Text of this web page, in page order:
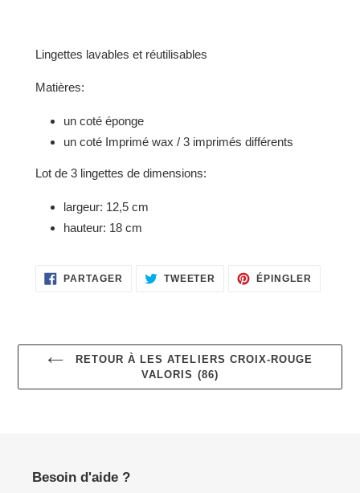
produit
Lingettes lavables et réutilisables
Matières:
un coté éponge
un coté Imprimé wax / 3 imprimés différents
Lot de 3 lingettes de dimensions:
largeur: 12,5 cm
hauteur: 18 cm
PARTAGER PARTAGER
SUR
TWEETER TWEETER
SUR
ÉPINGLER
RETOUR À LES ATELIERS CROIX-ROUGE
VALORIS (86)
Besoin d'aide ?